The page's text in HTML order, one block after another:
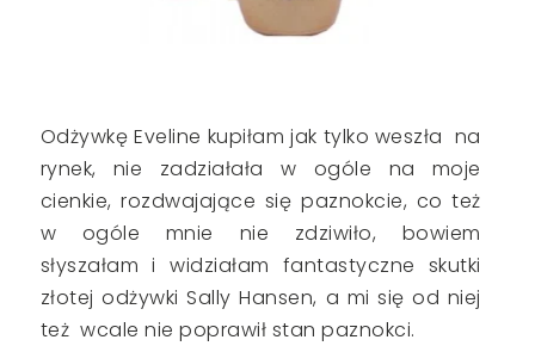
Odżywkę Eveline kupiłam jak tylko weszła na
rynek, nie zadziałała w ogóle na moje
cienkie, rozdwajające się paznokcie, co też
w ogóle mnie nie zdziwiło, bowiem
słyszałam i widziałam fantastyczne skutki
złotej odżywki Sally Hansen, a mi się od niej
też wcale nie poprawił stan paznokci.